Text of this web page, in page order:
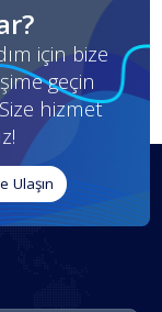
için bize
geçin
hizmet
Ulaşın